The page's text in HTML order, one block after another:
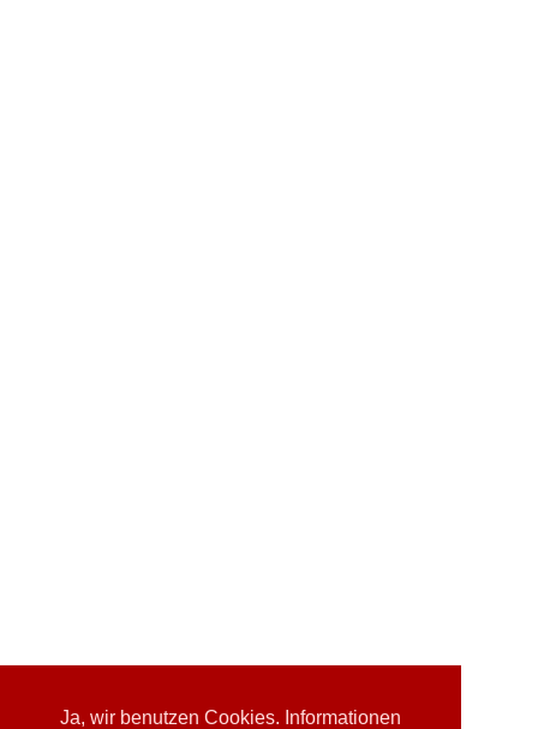
Ja, wir benutzen Cookies. Informationen